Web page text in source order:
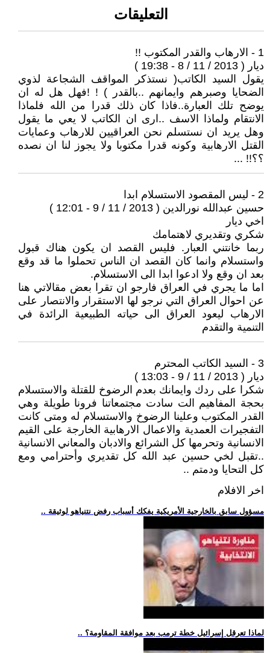
التعليقات
1 - الارهاب والقدر المكتوب !!
ديار ( 2013 / 11 / 8 - 19:38 )
يقول السيد الكاتب( نستذكر المواقف الشجاعة لذوي
الضحايا وصبرهم وايمانهم ..بالقدر ) ! !فهل هل له ان
يوضح تلك العبارة..فاذا كان ذلك قدرا من الله فلماذا
الانتقام ولماذا الاسف ..ارى ان الكاتب لا يعي ما يقول
وهل يريد ان نستسلم نحن العراقيين للارهاب وعمايات
القتل الارهابية وكونه قدرا مكتوبا ولا يجوز لنا ان نصده
؟؟!! ...
2 - ليس المقصود الاستسلام ابدا
حسين عبدالله نورالدين ( 2013 / 11 / 9 - 12:01 )
اخي ديار
شكري وتقديري لاهتمامك
ربما خانتني العبار. فليس القصد ان يكون هناك قبول
واستسلام وانما كان القصد ان الناس تحملوا ما قد وقع
بعد ان وقع ولا ادعوا ابدا الى الاستسلام.
اما ما يجري في العراق فارجو ان تقرا بعض مقالاتي هنا
عن احوال العراق التي نرجو لها الاستقرار والانتصار على
الارهاب ليعود العراق الى حياته الطبيعية الرائدة في
التنمية والتقدم
3 - السيد الكاتب المحترم
ديار ( 2013 / 11 / 9 - 13:03 )
شكرا على ردك وايمانك بعدم الرضوخ للقتلة والاستسلام
بحجة المفاهيم الت سادت مجتمعاتنا فرونا طويلة وهي
القدر المكتوب وعلينا الرضوخ والاستسلام له ومتى كانت
التفجيرات العمدية والاعمال الارهابية الخارجة على القيم
الانسانية وتحرمها كل الشرائع والادبان والمعاني الانسانية
..تقبل لخي حسين عبد الله كل تقديري وأحترامي ومع
كل التحايا ودمتم ..
اخر الافلام
.. مسؤول سابق بالخارجية الأمريكية يفكك أسباب رفض نتنياهو لوثيقة
.. لماذا تعرقل إسرائيل خطة ترمب بعد موافقة المقاومة؟